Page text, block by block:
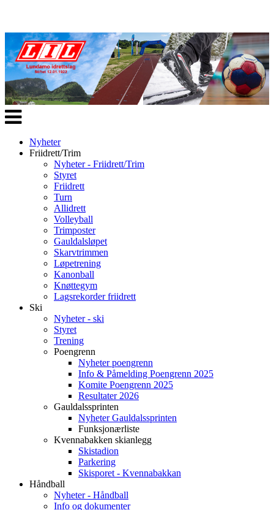
Veksle
navigasjon
Nyheter
Friidrett/Trim
Nyheter - Friidrett/Trim
Styret
Friidrett
Turn
Allidrett
Volleyball
Trimposter
Gauldalsløpet
Skarvtrimmen
Løpetrening
Kanonball
Knøttegym
Lagsrekorder friidrett
Ski
Nyheter - ski
Styret
Trening
Poengrenn
Nyheter poengrenn
Info & Påmelding Poengrenn 2025
Komite Poengrenn 2025
Resultater 2026
Gauldalssprinten
Nyheter Gauldalssprinten
Funksjonærliste
Kvennabakken skianlegg
Skistadion
Parkering
Skisporet - Kvennabakkan
Håndball
Nyheter - Håndball
Info og dokumenter